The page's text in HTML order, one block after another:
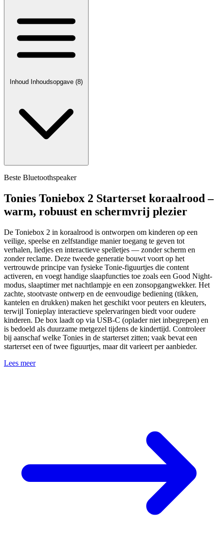
Inhoud Inhoudsopgave (8)
Beste Bluetoothspeaker
Tonies Toniebox 2 Starterset koraalrood –
warm, robuust en schermvrij plezier
De Toniebox 2 in koraalrood is ontworpen om kinderen op een
veilige, speelse en zelfstandige manier toegang te geven tot
verhalen, liedjes en interactieve spelletjes — zonder scherm en
zonder reclame. Deze tweede generatie bouwt voort op het
vertrouwde principe van fysieke Tonie-figuurtjes die content
activeren, en voegt handige slaapfuncties toe zoals een Good Night-
modus, slaaptimer met nachtlampje en een zonsopgangwekker. Het
zachte, stootvaste ontwerp en de eenvoudige bediening (tikken,
kantelen en drukken) maken het geschikt voor peuters en kleuters,
terwijl Tonieplay interactieve spelervaringen biedt voor oudere
kinderen. De box laadt op via USB-C (oplader niet inbegrepen) en
is bedoeld als duurzame metgezel tijdens de kindertijd. Controleer
bij aanschaf welke Tonies in de starterset zitten; vaak bevat een
starterset een of twee figuurtjes, maar dit varieert per aanbieder.
Lees meer